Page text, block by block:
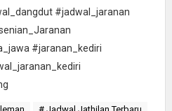
#jadwal_jaranan
#jaranan_kediri